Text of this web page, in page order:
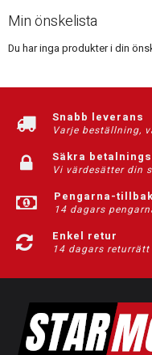
Min önskelista
Du har inga produkter i din
Snabb leverans
Varje beställning,
Säkra
Vi värdesätter din
Pengarna-
14 dagars
Enkel retur
14 dagars returrätt